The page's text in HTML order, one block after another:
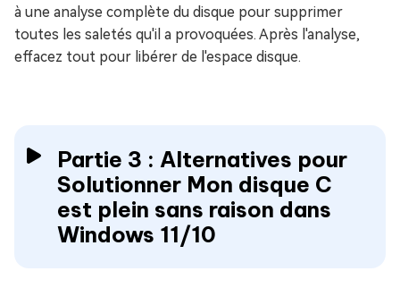
à une analyse complète du disque pour supprimer
toutes les saletés qu'il a provoquées. Après l'analyse,
effacez tout pour libérer de l'espace disque.
Partie 3 : Alternatives pour
Solutionner Mon disque C
est plein sans raison dans
Windows 11/10